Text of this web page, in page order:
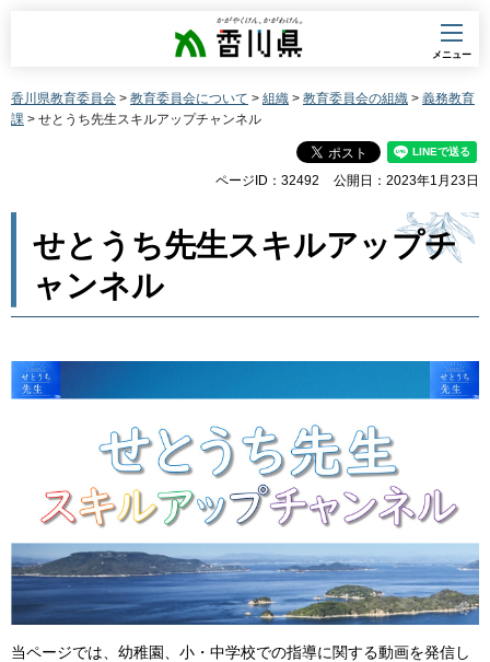
香川県
メニュー
香川県教育委員会 > 教育委員会について > 組織 > 教育委員会の組織 > 義務教育
課 > せとうち先生スキルアップチャンネル
ページID：32492 公開日：2023年1月23日
せとうち先生スキルアップチ
ャンネル
当ページでは、幼稚園、小・中学校での指導に関する動画を発信し